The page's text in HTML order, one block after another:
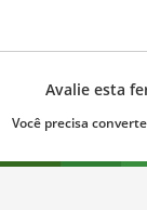
Avalie esta
Você precisa